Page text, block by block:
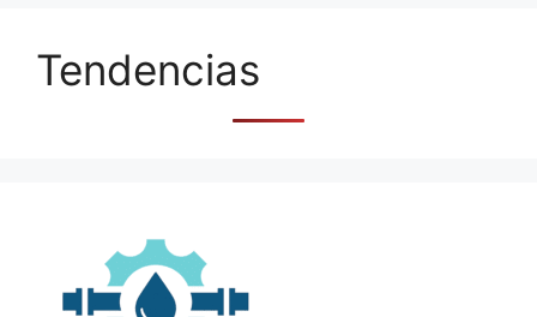
Tendencias